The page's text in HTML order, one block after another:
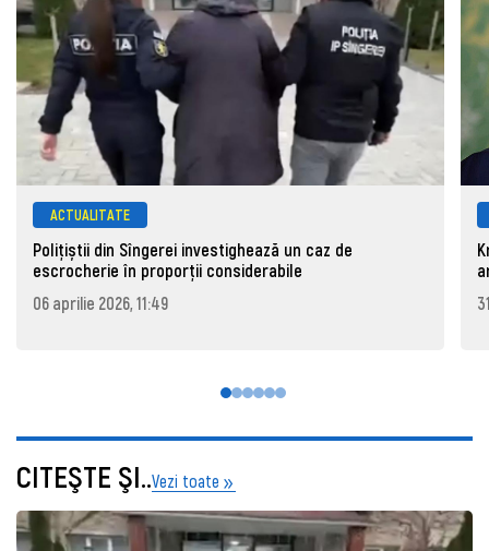
ACTUALITATE
Polițiștii din Sîngerei investighează un caz de
escrocherie în proporții considerabile
06 aprilie 2026, 11:49
CITEŞTE ŞI..Vezi toate